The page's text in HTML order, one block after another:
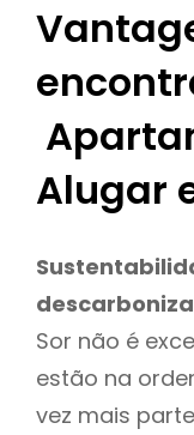
Alugar
Sor não é
estão na
vez mais